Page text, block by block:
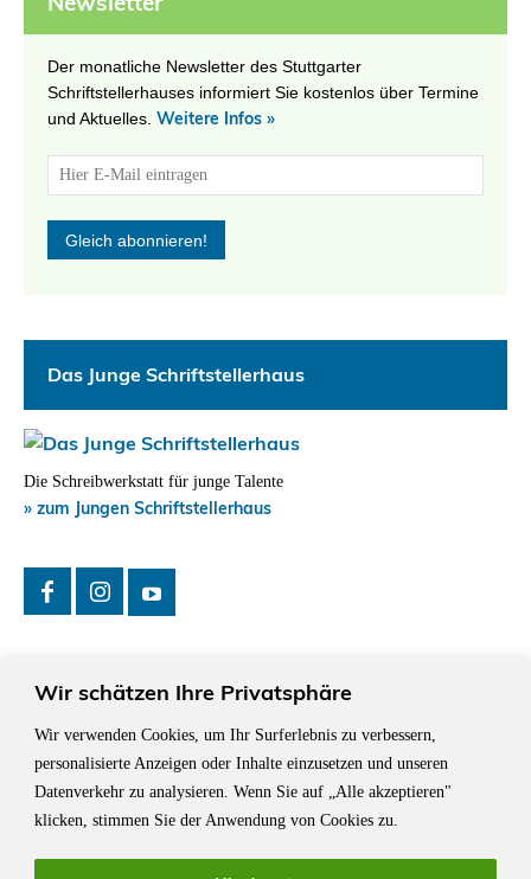
Wir schätzen Ihre Privatsphäre
Wir verwenden Cookies, um Ihr Surferlebnis zu verbessern,
personalisierte Anzeigen oder Inhalte einzusetzen und unseren
Datenverkehr zu analysieren. Wenn Sie auf „Alle akzeptieren"
klicken, stimmen Sie der Anwendung von Cookies zu.
Der monatliche Newsletter des Stuttgarter
Schriftstellerhauses informiert Sie kostenlos über Termine
und Aktuelles. Weitere Infos »
Das Junge Schriftstellerhaus
Die Schreibwerkstatt für junge Talente
» zum Jungen Schriftstellerhaus
Das Schriftstellerhaus ist ein beliebter Treffpunkt für Autorinnen und
Autoren aus Stuttgart und der Region sowie ein Veranstaltungsort für
Lesungen, Tagungen und Schreibwerkstätten.